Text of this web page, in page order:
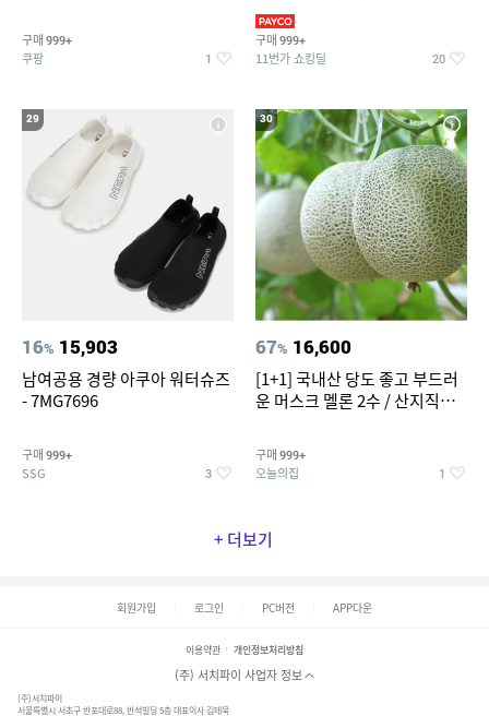
구매 999+
쿠팡 1
구매 999+
11번가 쇼킹딜 20
29
16% 15,903
남여공용 경량 아쿠아 워터슈즈
- 7MG7696
구매 999+
SSG 3
30
67% 16,600
[1+1] 국내산 당도 좋고 부드러
운 머스크 멜론 2수 / 산지직송 x
구매 999+
오늘의집 1
+ 더보기
회원가입 로그인 PC버전 APP다운
이용약관 개인정보처리방침
(주) 서치파이 사업자 정보
(주)서치파이
서울특별시 서초구 반포대로88, 반석빌딩 5층 대표이사 김태묵